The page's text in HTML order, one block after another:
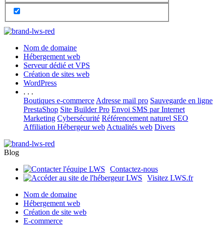
Nom de domaine
Hébergement web
Serveur dédié et VPS
Création de sites web
WordPress
. . .
Boutiques e-commerce Adresse mail pro Sauvegarde en ligne
PrestaShop Site Builder Pro Envoi SMS par Internet
Marketing Cybersécurité Référencement naturel SEO
Affiliation Hébergeur web Actualités web Divers
Blog
Contactez-nous
Visitez LWS.fr
Nom de domaine
Hébergement web
Création de site web
E-commerce